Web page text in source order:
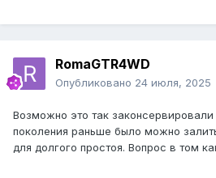
RomaGTR4WD
Опубликовано 24 июля, 2025
Возможно это так
поколения раньше было можно
для долгого простоя. Вопрос в том